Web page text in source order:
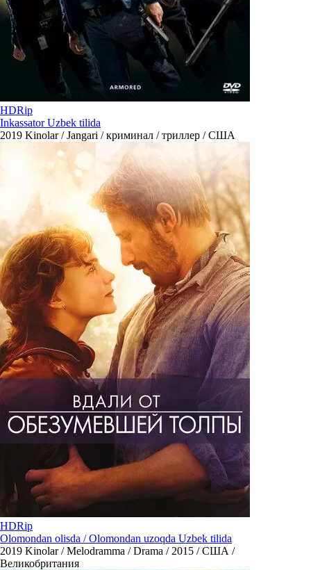
HDRip
Inkassator Uzbek tilida
2019 Kinolar / Jangari / криминал / триллер / США
HDRip
Olomondan olisda / Olomondan uzoqda Uzbek tilida
2019 Kinolar / Melodramma / Drama / 2015 / США /
Великобритания